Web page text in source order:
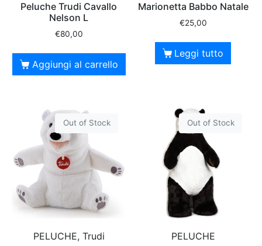
Peluche Trudi Cavallo
Nelson L
€80,00
Aggiungi al carrello
Marionetta Babbo Natale
€25,00
Leggi tutto
Out of Stock
PELUCHE, Trudi
Out of Stock
PELUCHE